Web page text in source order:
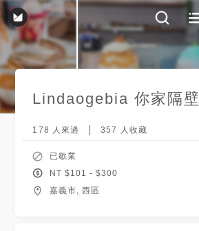
Lindaogebia 你家隔壁
178 人來過 357 人收藏
已歇業
NT $101 - $300
嘉義市, 西區